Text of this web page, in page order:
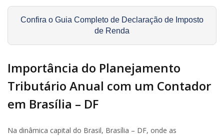
Confira o Guia Completo de Declaração de Imposto
de Renda
Importância do Planejamento
Tributário Anual com um Contador
em Brasília – DF
Na dinâmica capital do Brasil, Brasília – DF, onde as